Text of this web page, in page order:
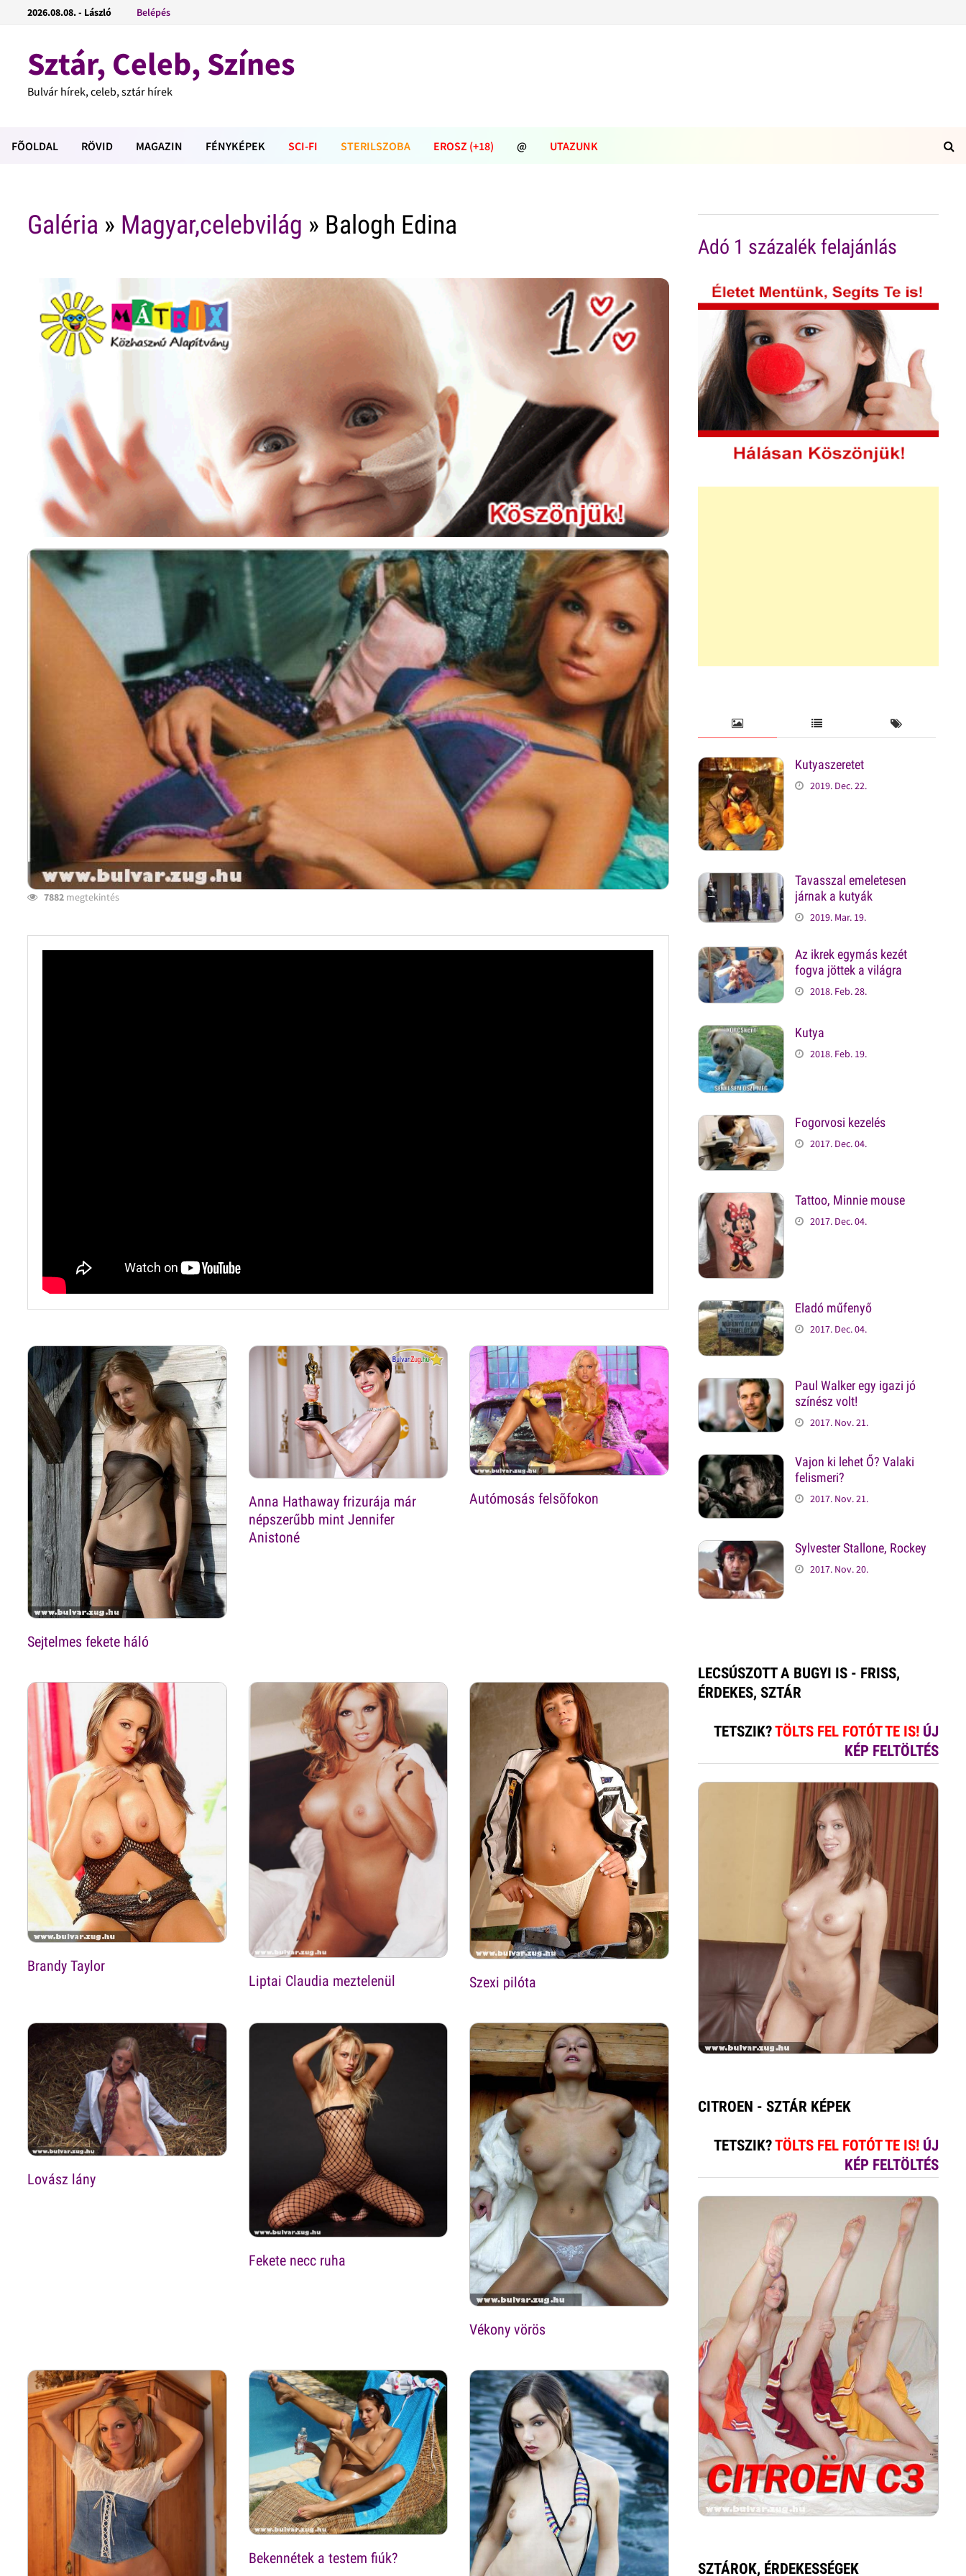
2026.08.08. - László Belépés
Sztár, Celeb, Színes
Bulvár hírek, celeb, sztár hírek
FÕOLDAL RÖVID MAGAZIN FÉNYKÉPEK SCI-FI STERILSZOBA EROSZ (+18) @ UTAZUNK
Galéria » Magyar,celebvilág » Balogh Edina
7882 megtekintés
Sejtelmes fekete háló
Anna Hathaway frizurája már
népszerűbb mint Jennifer
Anistoné
Autómosás felsõfokon
Brandy Taylor
Liptai Claudia meztelenül
Szexi pilóta
Lovász lány
Fekete necc ruha
Vékony vörös
Bekennétek a testem fiúk?
Adó 1 százalék felajánlás
Kutyaszeretet
2019. Dec. 22.
Tavasszal emeletesen
járnak a kutyák
2019. Mar. 19.
Az ikrek egymás kezét
fogva jöttek a világra
2018. Feb. 28.
Kutya
2018. Feb. 19.
Fogorvosi kezelés
2017. Dec. 04.
Tattoo, Minnie mouse
2017. Dec. 04.
Eladó műfenyő
2017. Dec. 04.
Paul Walker egy igazi jó
színész volt!
2017. Nov. 21.
Vajon ki lehet Ő? Valaki
felismeri?
2017. Nov. 21.
Sylvester Stallone, Rockey
2017. Nov. 20.
LECSÚSZOTT A BUGYI IS - FRISS,
ÉRDEKES, SZTÁR
TETSZIK?TÖLTS FEL FOTÓT TE IS! ÚJ
KÉP FELTÖLTÉS
CITROEN - SZTÁR KÉPEK
TETSZIK?TÖLTS FEL FOTÓT TE IS! ÚJ
KÉP FELTÖLTÉS
SZTÁROK, ÉRDEKESSÉGEK